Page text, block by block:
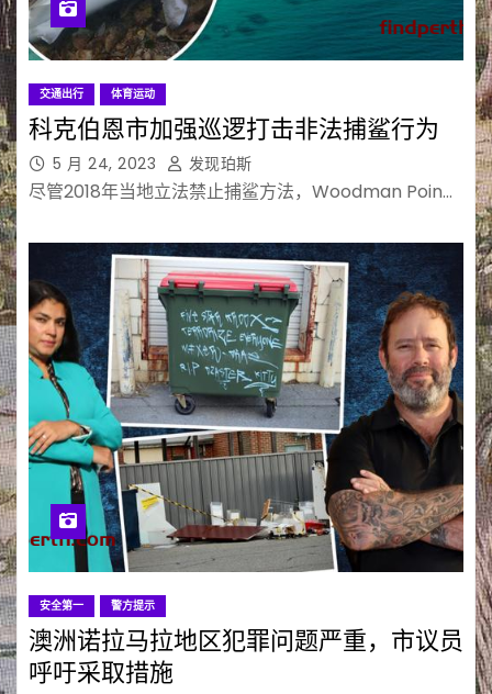
交通出行 体育运动
科克伯恩市加强巡逻打击非法捕鲨行为
5 月 24, 2023 发现珀斯
尽管2018年当地立法禁止捕鲨方法，Woodman Poin…
安全第一 警方提示
澳洲诺拉马拉地区犯罪问题严重，市议员
呼吁采取措施